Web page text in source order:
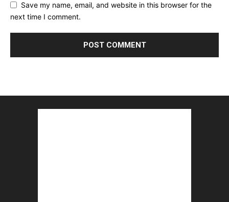
Save my name, email, and website in this browser for the
next time I comment.